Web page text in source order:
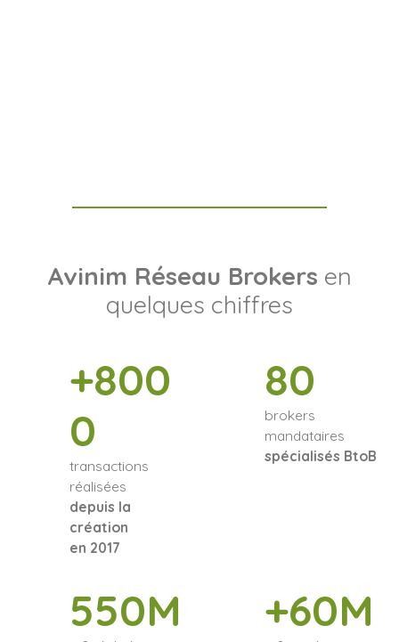
Avinim Réseau Brokers en
quelques chiffres
+800
0
transactions
réalisées
depuis la
création
en 2017
80
brokers
mandataires
spécialisés BtoB
550M +60M